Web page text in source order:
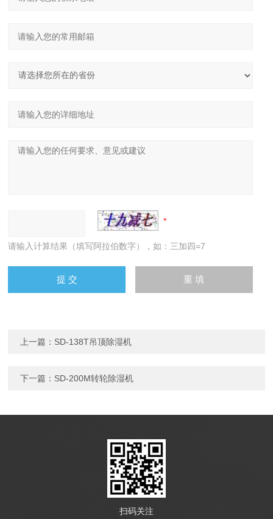
请输入计算结果（填写阿拉伯数字），如：三加四=7
上一篇： SD-138T吊顶除湿机
下一篇： SD-200M转轮除湿机
扫码关注